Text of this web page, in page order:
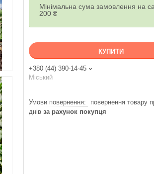
Мінімальна сума замовлення на
200 ₴
КУПИТИ
+380 (44) 390-14-45
Міський
повернення товару
днів за рахунок покупця